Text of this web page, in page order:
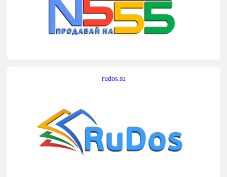
rudos.su